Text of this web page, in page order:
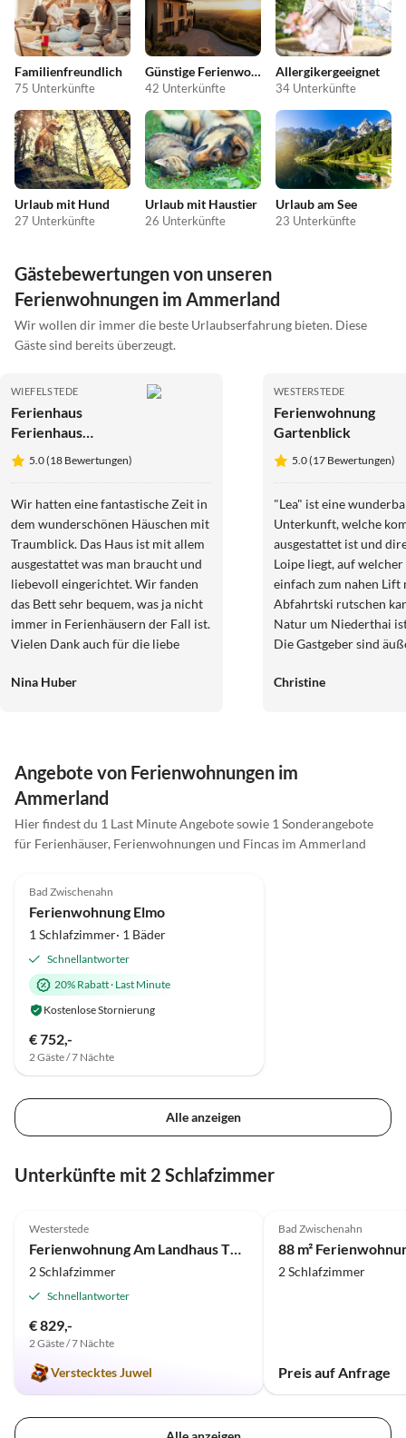
Familienfreundlich
75 Unterkünfte
Günstige Ferienwohnungen
42 Unterkünfte
Allergikergeeignet
34 Unterkünfte
Urlaub mit Hund
27 Unterkünfte
Urlaub mit Haustier
26 Unterkünfte
Urlaub am See
23 Unterkünfte
Gästebewertungen von unseren
Ferienwohnungen im Ammerland
Wir wollen dir immer die beste Urlaubserfahrung bieten. Diese
Gäste sind bereits überzeugt.
WIEFELSTEDE
Ferienhaus
Ferienhaus
Seeblick
5.0 (18 Bewertungen)
Wir hatten eine fantastische Zeit in
dem wunderschönen Häuschen mit
Traumblick. Das Haus ist mit allem
ausgestattet was man braucht und
liebevoll eingerichtet. Wir fanden
das Bett sehr bequem, was ja nicht
immer in Ferienhäusern der Fall ist.
Vielen Dank auch für die liebe
Nina Huber
WESTERSTEDE
Ferienwohnung
Gartenblick
5.0 (17 Bewertungen)
"Lea" ist eine
Unterkunft, welche
ausgestattet ist und
Loipe liegt, auf welcher
einfach zum nahen Lift
Abfahrtski rutschen
Natur um Niederthai
Die Gastgeber sind
kommen sehr gern
Christine
Angebote von Ferienwohnungen im
Ammerland
Hier findest du 1 Last Minute Angebote sowie 1 Sonderangebote
für Ferienhäuser, Ferienwohnungen und Fincas im Ammerland
Bad Zwischenahn
Ferienwohnung Elmo
1 Schlafzimmer· 1 Bäder
Schnellantworter
20% Rabatt· Last Minute
Kostenlose Stornierung
€ 752,-
2 Gäste / 7 Nächte
Alle anzeigen
Unterkünfte mit 2 Schlafzimmer
Westerstede
Ferienwohnung Am Landhaus Thye | "Zum Speicher"
2 Schlafzimmer
Schnellantworter
€ 829,-
2 Gäste / 7 Nächte
Verstecktes Juwel
Bad Zwischenahn
2 Schlafzimmer
Preis auf Anfrage